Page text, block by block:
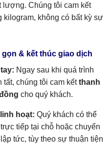
Chúng tôi cam kết
kilogram, không có bất kỳ sự
& kết thúc giao dịch
Ngay sau khi quá trình
tất, chúng tôi cam kếtthanh
cho quý khách.
hoạt: Quý khách có thể
tiếp tại chỗ hoặc chuyển
tức, tùy theo sự thuận tiện